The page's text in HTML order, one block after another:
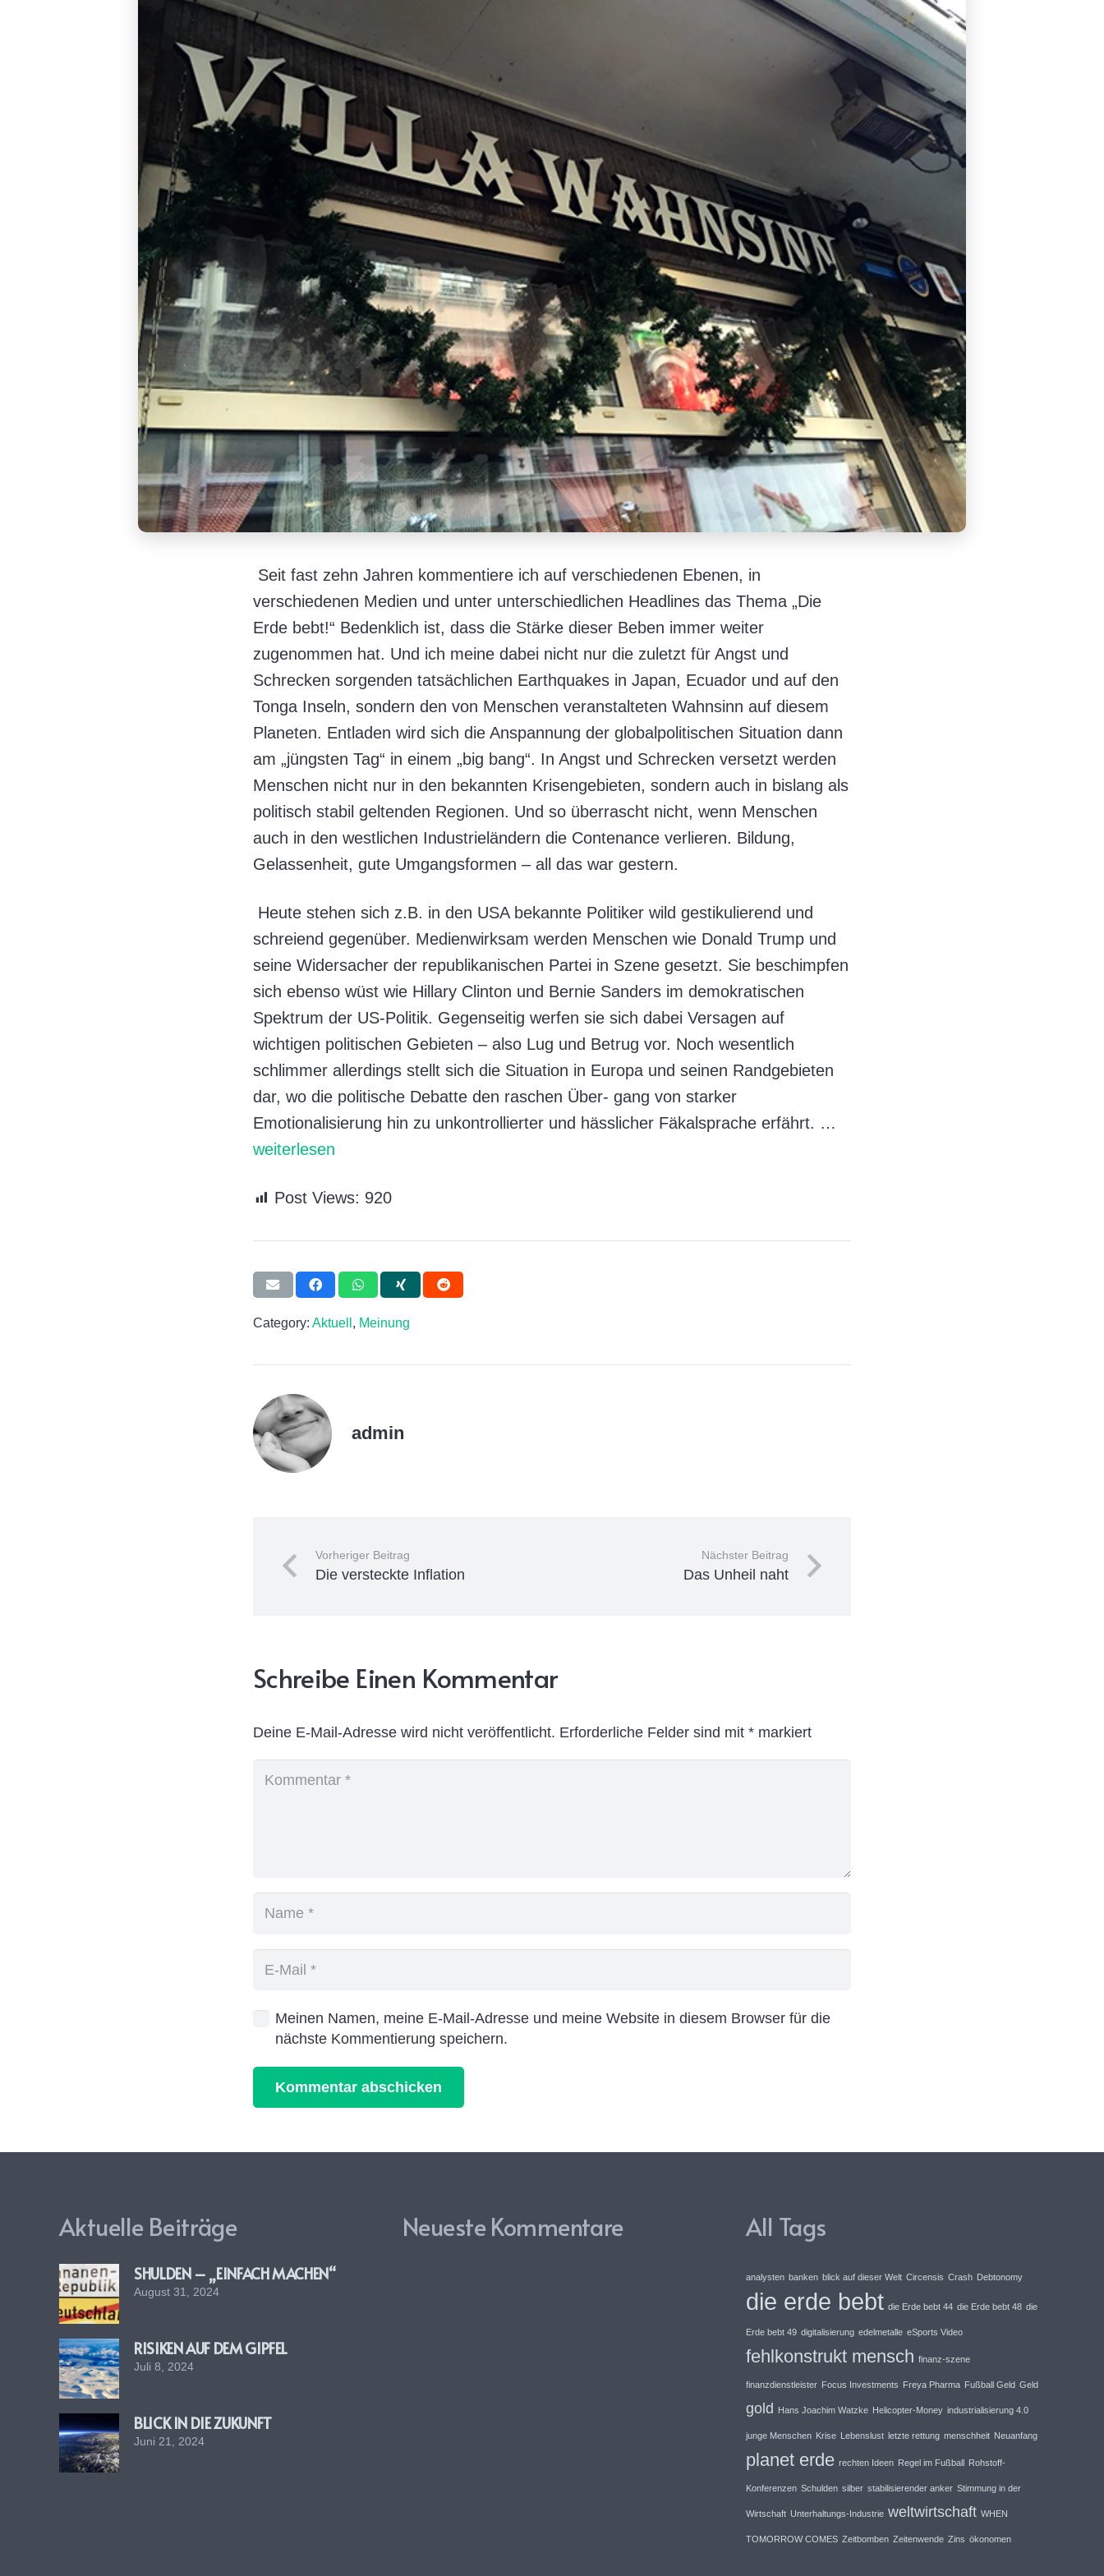
Seit fast zehn Jahren kommentiere ich auf verschiedenen Ebenen, in
verschiedenen Medien und unter unterschiedlichen Headlines das Thema „Die
Erde bebt!“ Bedenklich ist, dass die Stärke dieser Beben immer weiter
zugenommen hat. Und ich meine dabei nicht nur die zuletzt für Angst und
Schrecken sorgenden tatsächlichen Earthquakes in Japan, Ecuador und auf den
Tonga Inseln, sondern den von Menschen veranstalteten Wahnsinn auf diesem
Planeten. Entladen wird sich die Anspannung der globalpolitischen Situation dann
am „jüngsten Tag“ in einem „big bang“. In Angst und Schrecken versetzt werden
Menschen nicht nur in den bekannten Krisengebieten, sondern auch in bislang als
politisch stabil geltenden Regionen. Und so überrascht nicht, wenn Menschen
auch in den westlichen Industrieländern die Contenance verlieren. Bildung,
Gelassenheit, gute Umgangsformen – all das war gestern.
Heute stehen sich z.B. in den USA bekannte Politiker wild gestikulierend und
schreiend gegenüber. Medienwirksam werden Menschen wie Donald Trump und
seine Widersacher der republikanischen Partei in Szene gesetzt. Sie beschimpfen
sich ebenso wüst wie Hillary Clinton und Bernie Sanders im demokratischen
Spektrum der US-Politik. Gegenseitig werfen sie sich dabei Versagen auf
wichtigen politischen Gebieten – also Lug und Betrug vor. Noch wesentlich
schlimmer allerdings stellt sich die Situation in Europa und seinen Randgebieten
dar, wo die politische Debatte den raschen Über- gang von starker
Emotionalisierung hin zu unkontrollierter und hässlicher Fäkalsprache erfährt. …
weiterlesen
Post Views: 920
Category: Aktuell, Meinung
admin
Vorheriger Beitrag
Die versteckte Inflation
Nächster Beitrag
Das Unheil naht
Schreibe Einen Kommentar
Deine E-Mail-Adresse wird nicht veröffentlicht. Erforderliche Felder sind mit * markiert
Meinen Namen, meine E-Mail-Adresse und meine Website in diesem Browser für die
nächste Kommentierung speichern.
Kommentar abschicken
Aktuelle Beiträge
SHULDEN – „EINFACH MACHEN“
August 31, 2024
RISIKEN AUF DEM GIPFEL
Juli 8, 2024
BLICK IN DIE ZUKUNFT
Juni 21, 2024
Neueste Kommentare All Tags
analysten banken blick auf dieser Welt Circensis Crash Debtonomy
die erde bebt die Erde bebt 44 die Erde bebt 48 die
Erde bebt 49 digitalisierung edelmetalle eSports Video
fehlkonstrukt mensch finanz-szene
finanzdienstleister Focus Investments Freya Pharma Fußball Geld Geld
gold Hans Joachim Watzke Helicopter-Money industrialisierung 4.0
junge Menschen Krise Lebenslust letzte rettung menschheit Neuanfang
planet erde rechten Ideen Regel im Fußball Rohstoff-
Konferenzen Schulden silber stabilisierender anker Stimmung in der
Wirtschaft Unterhaltungs-Industrie weltwirtschaft WHEN
TOMORROW COMES Zeitbomben Zeitenwende Zins ökonomen